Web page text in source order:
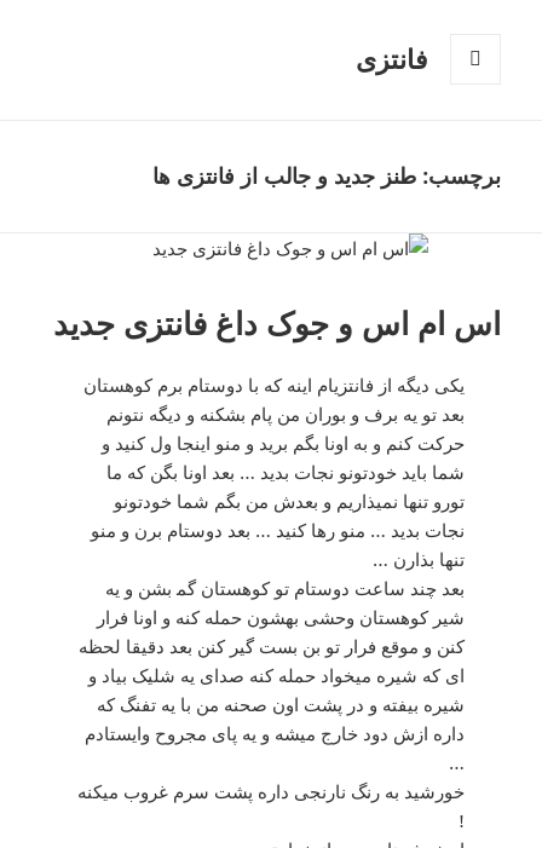
فانتزی
برچسب: طنز جدید و جالب از فانتزی ها
اس ام اس و جوک داغ فانتزی جدید
ﯾﮑﯽ دیگه ﺍﺯ ﻓﺎﻧﺘﺰﯾﺎﻡ ﺍﯾﻨﻪ ﮐﻪ ﺑﺎ ﺩﻭﺳﺘﺎﻡ ﺑﺮﻡ ﮐﻮﻫﺴﺘﺎﻥ
ﺑﻌﺪ ﺗﻮ ﯾﻪ ﺑﺮﻑ ﻭ ﺑﻮﺭﺍﻥ ﻣﻦ ﭘﺎﻡ ﺑﺸﮑﻨﻪ ﻭ ﺩﯾﮕﻪ ﻧﺘﻮﻧﻢ
ﺣﺮﮐﺖ کنم و ﺑﻪ ﺍﻭﻧﺎ ﺑﮕﻢ ﺑﺮﯾﺪ ﻭ ﻣﻨﻮ ﺍﯾﻨﺠﺎ ول کنید و
ﺷﻤﺎ ﺑﺎﯾﺪ ﺧﻮﺩﺗﻮﻧﻮ ﻧﺠﺎﺕ ﺑﺪﯾﺪ … ﺑﻌﺪ ﺍﻭﻧﺎ ﺑﮕﻦ ﮐﻪ ﻣﺎ
ﺗﻮﺭﻭ ﺗﻨﻬﺎ ﻧﻤﯿﺬﺍﺭﯾﻢ ﻭ ﺑﻌﺪﺵ ﻣﻦ ﺑﮕﻢ ﺷﻤﺎ ﺧﻮﺩﺗﻮﻧﻮ
ﻧﺠﺎﺕ ﺑﺪﯾﺪ … ﻣﻨﻮ ﺭﻫﺎ ﮐﻨﯿﺪ … ﺑﻌﺪ ﺩﻭﺳﺘﺎﻡ ﺑﺮﻥ ﻭ ﻣﻨﻮ
ﺗﻨﻬﺎ ﺑﺬﺍﺭﻥ …
ﺑﻌﺪ ﭼﻨﺪ ﺳﺎﻋﺖ ﺩﻭﺳﺘﺎﻡ ﺗﻮ ﮐﻮﻫﺴﺘﺎﻥ ﮔﻤ بشن ﻭ ﯾﻪ
ﺷﯿﺮ ﮐﻮﻫﺴﺘﺎﻥ ﻭﺣﺸﯽ ﺑﻬﺸﻮﻥ ﺣﻤﻠﻪ کنه ﻭ ﺍﻭﻧﺎ ﻓﺮﺍﺭ
کنن و ﻣﻮﻗﻊ ﻓﺮﺍﺭ ﺗﻮ ﺑﻦ ﺑﺴﺖ ﮔﯿﺮ کنن ﺑﻌﺪ ﺩﻗﯿﻘﺎ ﻟﺤﻈﻪ
ﺍﯼ ﮐﻪ ﺷﯿﺮﻩ ﻣﯿﺨﻮﺍﺩ ﺣﻤﻠﻪ ﮐﻨﻪ ﺻﺪﺍﯼ ﯾﻪ ﺷﻠﯿﮏ ﺑﯿﺎﺩ ﻭ
ﺷﯿﺮﻩ ﺑﯿﻔﺘﻪ ﻭ ﺩﺭ ﭘﺸﺖ ﺍﻭﻥ ﺻﺤﻨﻪ ﻣﻦ ﺑﺎ ﯾﻪ ﺗﻔﻨﮓ ﮐﻪ
ﺩﺍﺭﻩ ﺍﺯﺵ ﺩﻭﺩ ﺧﺎﺭﺝ ﻣﯿﺸﻪ ﻭ ﯾﻪ ﭘﺎﯼ ﻣﺠﺮﻭﺡ ﻭﺍﯾﺴﺘﺎﺩﻡ
…
خورشید ﺑﻪ ﺭﻧﮓ ﻧﺎﺭﻧﺠﯽ ﺩﺍﺭﻩ ﭘﺸﺖ ﺳﺮﻡ ﻏﺮﻭﺏ ﻣﯿﮑﻨﻪ
!